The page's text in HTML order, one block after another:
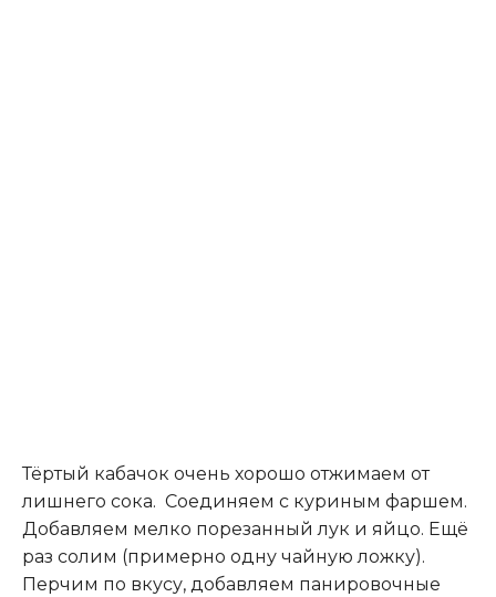
Тёртый кабачок очень хорошо отжимаем от
лишнего сока. Соединяем с куриным фаршем.
Добавляем мелко порезанный лук и яйцо. Ещё
раз солим (примерно одну чайную ложку).
Перчим по вкусу, добавляем панировочные